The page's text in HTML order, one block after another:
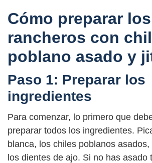
Cómo preparar
rancheros con
poblano asado y
Paso 1: Preparar los
ingredientes
Para comenzar, lo primero que
preparar todos los ingredientes.
blanca, los chiles poblanos
los dientes de ajo. Si no has asado